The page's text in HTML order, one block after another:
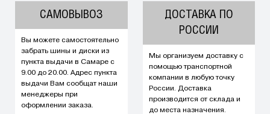
САМОВЫВОЗ
Вы можете самостоятельно
забрать шины и диски из
пункта выдачи в Самаре с
9.00 до 20.00. Адрес пункта
выдачи Вам сообщат наши
менеджеры при
оформлении заказа.
ДОСТАВКА ПО
РОССИИ
Мы организуем доставку с
помощью транспортной
компании в любую точку
России. Доставка
производится от склада и
до места назначения.